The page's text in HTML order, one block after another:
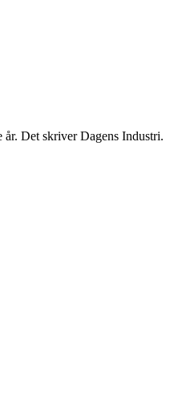
år. Det skriver Dagens Industri.